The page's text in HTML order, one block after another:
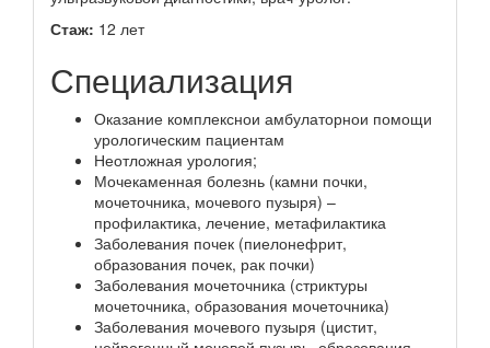
Стаж: 12 лет
Специализация
Оказание комплекснои амбулаторнои помощи
урологическим пациентам
Неотложная урология;
Мочекаменная болезнь (камни почки,
мочеточника, мочевого пузыря) –
профилактика, лечение, метафилактика
Заболевания почек (пиелонефрит,
образования почек, рак почки)
Заболевания мочеточника (стриктуры
мочеточника, образования мочеточника)
Заболевания мочевого пузыря (цистит,